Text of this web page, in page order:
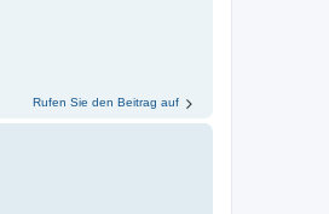
Rufen Sie den Beitrag auf